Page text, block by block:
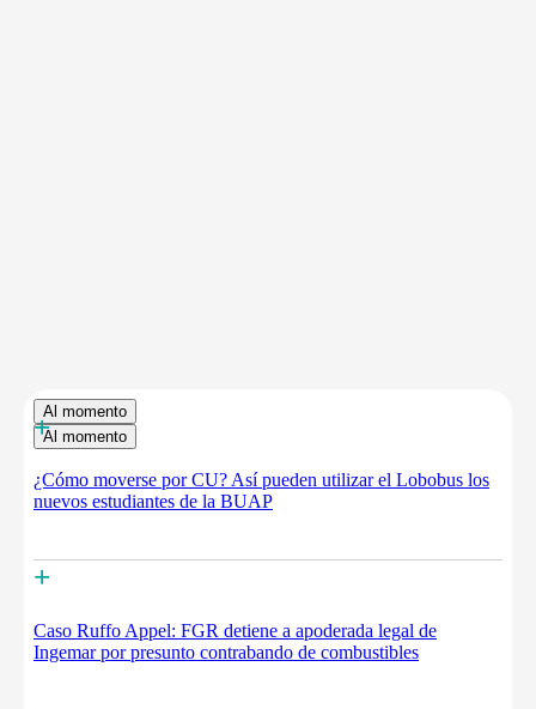
Al momento
Al momento
+
¿Cómo moverse por CU? Así pueden utilizar el Lobobus los
nuevos estudiantes de la BUAP
+
Caso Ruffo Appel: FGR detiene a apoderada legal de
Ingemar por presunto contrabando de combustibles